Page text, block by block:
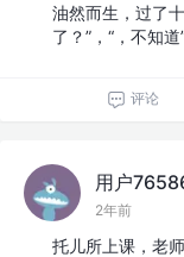
油然而生，过了
了？”，“，不知道”
评论
用户
2年前
托儿所上课，老